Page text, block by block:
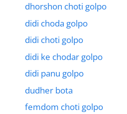
dhorshon choti golpo
didi choda golpo
didi choti golpo
didi ke chodar golpo
didi panu golpo
dudher bota
femdom choti golpo